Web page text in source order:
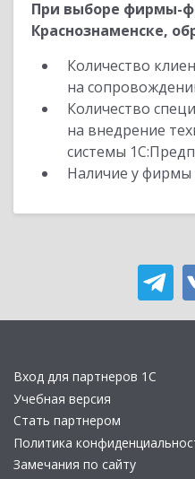
При выборе фирмы-
Краснознаменске,
Количество
на
Количество
на внедрение
системы
Наличие у фирмы
Вход для партнеров 1С
Учебная версия
Стать партнером
Политика
Замечания по сайту